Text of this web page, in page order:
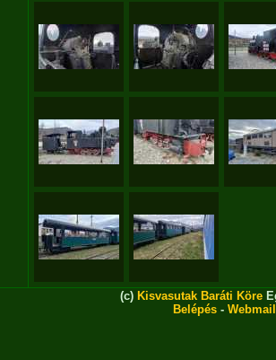
(c) Kisvasutak Baráti Köre
Belépés - Webmail